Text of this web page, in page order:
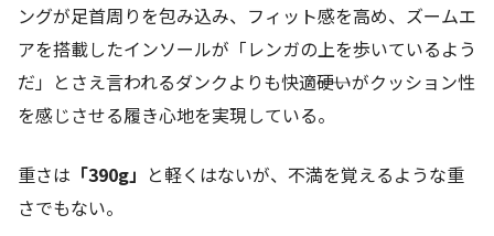
ングが足首周りを包み込み、フィット感を高め、ズームエ
アを搭載したインソールが「レンガの上を歩いているよう
だ」とさえ言われるダンクよりも快適――硬いがクッション性
を感じさせる履き心地を実現している。
重さは 「390g」 と軽くはないが、不満を覚えるような重
さでもない。